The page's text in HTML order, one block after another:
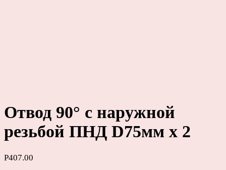
Отвод 90° с наружной
резьбой ПНД D75мм х 2
Р407.00